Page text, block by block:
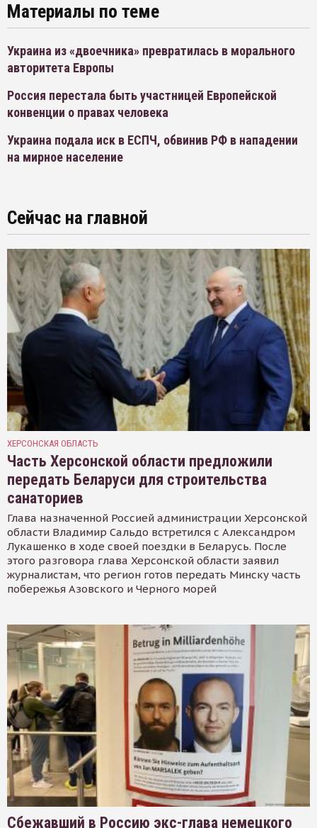
Материалы по теме
Украина из «двоечника» превратилась в морального
авторитета Европы
Россия перестала быть участницей Европейской
конвенции о правах человека
Украина подала иск в ЕСПЧ, обвинив РФ в нападении
на мирное население
Сейчас на главной
ХЕРСОНСКАЯ ОБЛАСТЬ
Часть Херсонской области предложили
передать Беларуси для строительства
санаториев
Глава назначенной Россией администрации Херсонской
области Владимир Сальдо встретился с Александром
Лукашенко в ходе своей поездки в Беларусь. После
этого разговора глава Херсонской области заявил
журналистам, что регион готов передать Минску часть
побережья Азовского и Черного морей
Сбежавший в Россию экс-глава немецкого